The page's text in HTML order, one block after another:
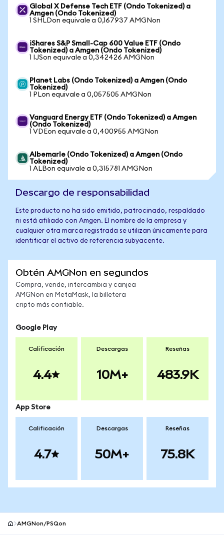
Global X Defense Tech ETF (Ondo Tokenized) a
Amgen (Ondo Tokenized)
1 SHLDon equivale a 0,167937 AMGNon
iShares S&P Small-Cap 600 Value ETF (Ondo
Tokenized) a Amgen (Ondo Tokenized)
1 IJSon equivale a 0,342426 AMGNon
Planet Labs (Ondo Tokenized) a Amgen (Ondo
Tokenized)
1 PLon equivale a 0,057505 AMGNon
Vanguard Energy ETF (Ondo Tokenized) a Amgen
(Ondo Tokenized)
1 VDEon equivale a 0,400955 AMGNon
Albemarle (Ondo Tokenized) a Amgen (Ondo
Tokenized)
1 ALBon equivale a 0,315781 AMGNon
Descargo de responsabilidad
Este producto no ha sido emitido, patrocinado, respaldado
ni está afiliado con Amgen. El nombre de la empresa y
cualquier otra marca registrada se utilizan únicamente para
identificar el activo de referencia subyacente.
Obtén AMGNon en segundos
Compra, vende, intercambia y canjea
AMGNon en MetaMask, la billetera
cripto más confiable.
Google Play
Calificación
4.4
Descargas
10M+
Reseñas
483.9K
App Store
Calificación
4.7
Descargas
50M+
Reseñas
75.8K
AMGNon/PSQon